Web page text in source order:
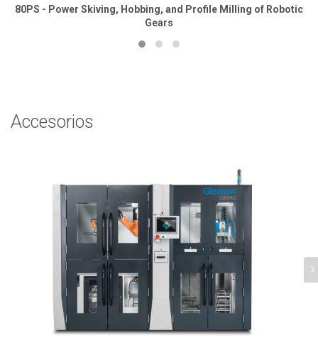
80PS - Power Skiving, Hobbing, and Profile Milling of Robotic
Gears
Accesorios